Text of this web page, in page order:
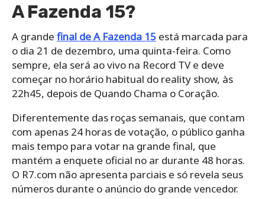
A Fazenda 15?
A grande final de A Fazenda 15 está marcada para
o dia 21 de dezembro, uma quinta-feira. Como
sempre, ela será ao vivo na Record TV e deve
começar no horário habitual do reality show, às
22h45, depois de Quando Chama o Coração.
Diferentemente das roças semanais, que contam
com apenas 24 horas de votação, o público ganha
mais tempo para votar na grande final, que
mantém a enquete oficial no ar durante 48 horas.
O R7.com não apresenta parciais e só revela seus
números durante o anúncio do grande vencedor.